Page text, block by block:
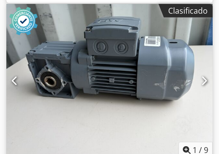
perfecto estado de funcionamiento, ha sido probada y está
lista para su uso. Está diseñada para bombear
refrigerantes, emulsiones, agua de proceso y otros
líquidos utilizados en máquinas herramienta CNC e
instalaciones industriales. Presenta signos normales de
uso. Datos de la bomba: Fabricante: Grundfos Modelo:
SPK2-15/8 Versión: AMA CVUV Caudal: 15–35 l/min
Cjdpfszn N Aujx Apberf Altura de elevación: 23–31 m
Frecuencia: 50 Hz Datos del motor: Fabricante: Grundfos
Tipo: MG 71A2-14FT85-B Potencia: 0,37 kW Alimentación:
3×200–220 V Δ / 346–380 V Y Frecuencia: 50 Hz Corriente
Clasificado
1 /9